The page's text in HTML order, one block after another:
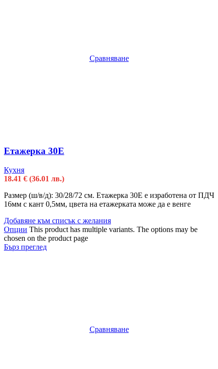
Сравняване
Етажерка 30Е
Кухня
18.41 € (36.01 лв.)
Размер (ш/в/д): 30/28/72 см. Етажерка 30Е е изработена от ПДЧ
16мм с кант 0,5мм, цвета на етажерката може да е венге
Добавяне към списък с желания
Опции This product has multiple variants. The options may be
chosen on the product page
Бърз преглед
Сравняване